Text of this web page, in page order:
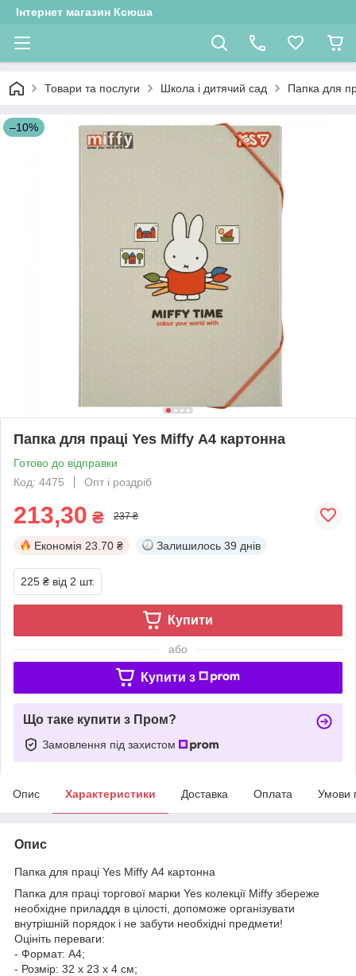
Інтернет магазин Ксюша
Товари та послуги Школа і дитячий сад Папка для
–10%
Папка для праці Yes Miffy А4 картонна
Готово до відправки
Код: 4475
Опт і роздріб
213,30 ₴ 237 ₴
Економія 23.70 ₴ Залишилось 39 днів
225 ₴ від 2 шт.
Купити
або
Купити з
Що таке купити з Пром?
Замовлення під захистом
Опис Характеристики Доставка Оплата Умови
Опис
Папка для праці Yes Miffy А4 картонна
Папка для праці торгової марки Yes колекції Miffy збереже
необхідне приладдя в цілості, допоможе організувати
внутрішній порядок і не забути необхідні предмети!
Оцініть переваги:
- Формат: А4;
- Розмір: 32 х 23 х 4 см;